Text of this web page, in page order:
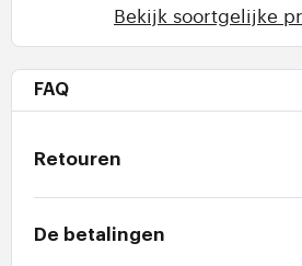
Bekijk soortgelijke
FAQ
Retouren
De betalingen